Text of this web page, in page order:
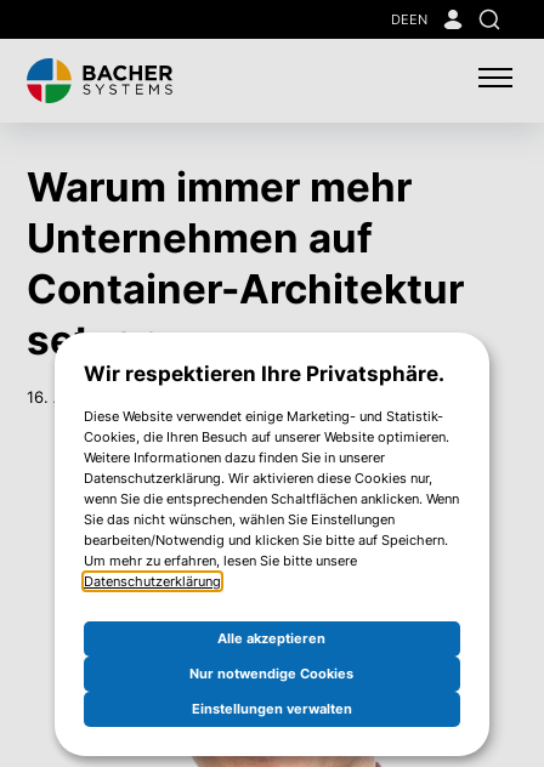
to
main
content
DEEN
Suche
Warum immer mehr
Unternehmen auf
Container-Architektur
setzen.
16. Aug. 2021
Wir respektieren Ihre Privatsphäre.
Diese Website verwendet einige Marketing- und Statistik-
Cookies, die Ihren Besuch auf unserer Website optimieren.
Weitere Informationen dazu finden Sie in unserer
Datenschutzerklärung. Wir aktivieren diese Cookies nur,
wenn Sie die entsprechenden Schaltflächen anklicken. Wenn
Sie das nicht wünschen, wählen Sie Einstellungen
bearbeiten/Notwendig und klicken Sie bitte auf Speichern.
Um mehr zu erfahren, lesen Sie bitte unsere
Datenschutzerklärung.
Alle akzeptieren
Nur notwendige Cookies
Einstellungen verwalten